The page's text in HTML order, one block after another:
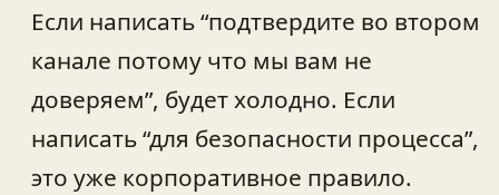
Если написать “подтвердите во втором
канале потому что мы вам не
доверяем”, будет холодно. Если
написать “для безопасности процесса”,
это уже корпоративное правило.